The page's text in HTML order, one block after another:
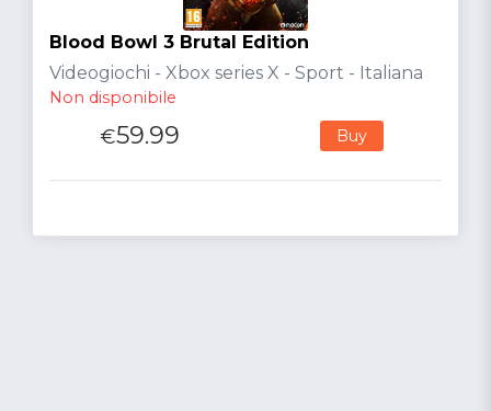
Blood Bowl 3 Brutal Edition
Videogiochi - Xbox series X - Sport - Italiana
Non disponibile
€59.99 Buy